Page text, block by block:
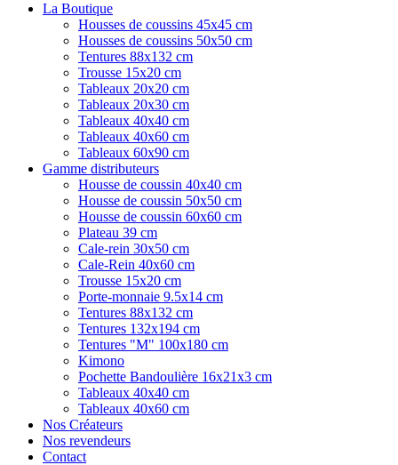
La Boutique
Housses de coussins 45x45 cm
Housses de coussins 50x50 cm
Tentures 88x132 cm
Trousse 15x20 cm
Tableaux 20x20 cm
Tableaux 20x30 cm
Tableaux 40x40 cm
Tableaux 40x60 cm
Tableaux 60x90 cm
Gamme distributeurs
Housse de coussin 40x40 cm
Housse de coussin 50x50 cm
Housse de coussin 60x60 cm
Plateau 39 cm
Cale-rein 30x50 cm
Cale-Rein 40x60 cm
Trousse 15x20 cm
Porte-monnaie 9.5x14 cm
Tentures 88x132 cm
Tentures 132x194 cm
Tentures "M" 100x180 cm
Kimono
Pochette Bandoulière 16x21x3 cm
Tableaux 40x40 cm
Tableaux 40x60 cm
Nos Créateurs
Nos revendeurs
Contact